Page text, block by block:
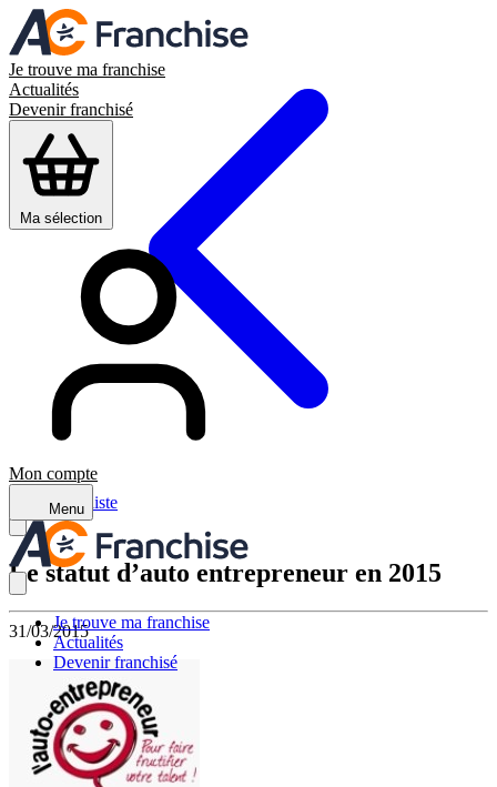
Je trouve ma franchise
Actualités
Devenir franchisé
Ma sélection
Mon compte
Menu
Je trouve ma franchise
Actualités
Devenir franchisé
Retour à la liste
Le statut d’auto entrepreneur en 2015
31/03/2015